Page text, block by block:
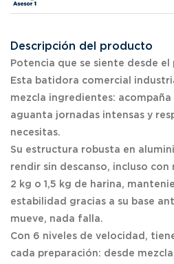
Descripción del producto
Potencia que se siente desde el
Esta batidora comercial
mezcla ingredientes:
aguanta jornadas intensas y
necesitas.
Su estructura robusta en
rendir sin descanso, incluso con
2 kg o 1,5 kg de harina,
estabilidad gracias a su base
mueve, nada falla.
Con 6 niveles de velocidad,
cada preparación: desde